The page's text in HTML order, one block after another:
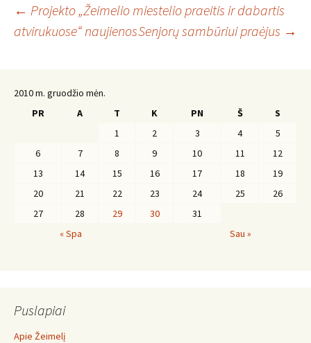
Įrašo
← Projekto „Žeimelio miestelio praeitis ir dabartis
atvirukuose“ naujienosSenjorų sambūriui praėjus →
2010 m. gruodžio mėn.
PR
A T K PN Š
S
1
2 3 4
5
6
7 8 9 10 11
12
13
14 15 16 17 18
19
20
21 22 23 24 25
26
27
28 29 30
31
« Spa
Sau »
Puslapiai
Apie Žeimelį